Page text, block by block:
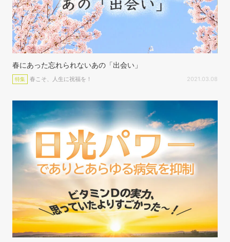
春にあった忘れられないあの「出会い」
特集 春こそ、人生に祝福を！ 2021.03.08